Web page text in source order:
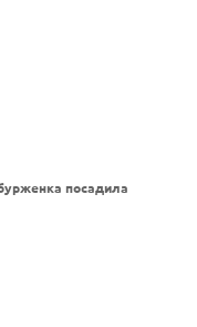
посадила